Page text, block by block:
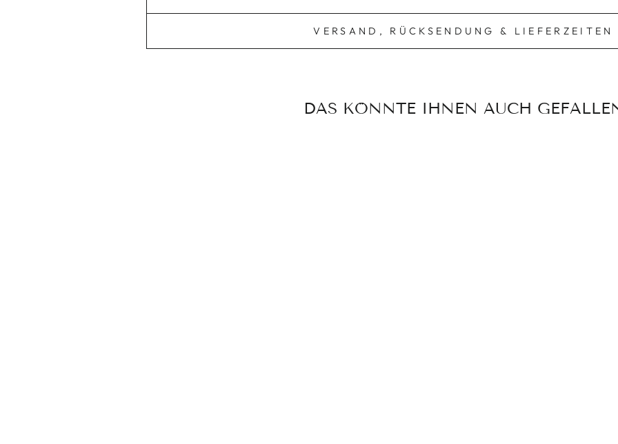
VERSAND, RÜCKSENDUNG & LIEFERZEITEN
DAS KÖNNTE IHNEN AUCH